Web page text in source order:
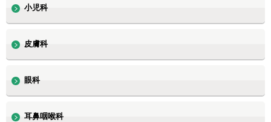
小児科
皮膚科
眼科
耳鼻咽喉科